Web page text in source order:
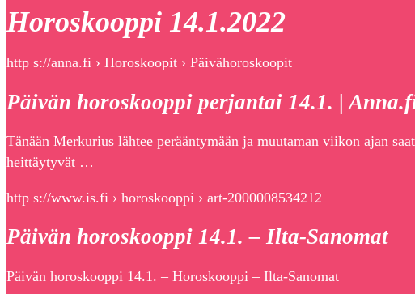
Horoskooppi 14.1.2022
http s://anna.fi › Horoskoopit › Päivähoroskoopit
Päivän horoskooppi perjantai 14.1. |
Tänään Merkurius lähtee perääntymään ja muutaman viikon ajan
heittäytyvät …
http s://www.is.fi › horoskooppi › art-2000008534212
Päivän horoskooppi 14.1. – Ilta-Sanomat
Päivän horoskooppi 14.1. – Horoskooppi – Ilta-Sanomat